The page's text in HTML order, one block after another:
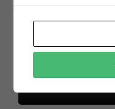
RM32+27, شارع الامير سعود بن فيصل, As Sahafah, Ad